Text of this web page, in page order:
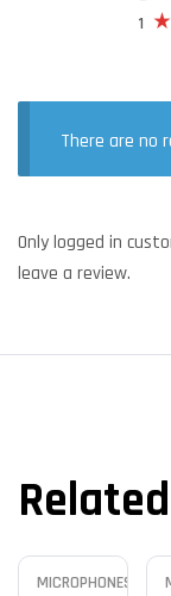
1
There are no
Only logged in
leave a review.
MICROPHONES